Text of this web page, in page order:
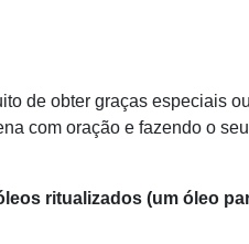
de obter graças especiais
com oração e fazendo o
ritualizados (um óleo